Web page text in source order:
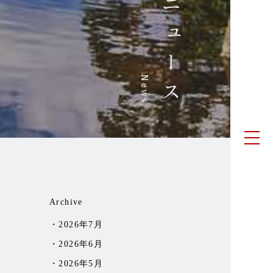
ニュース
News
Archive
2026年7月
2026年6月
2026年5月